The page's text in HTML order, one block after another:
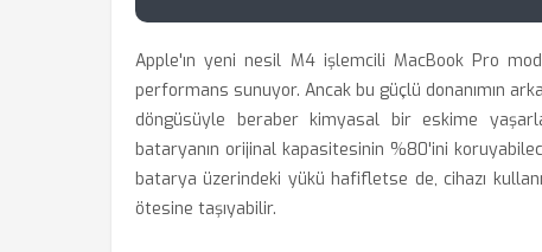
Apple'ın yeni nesil M4 işlemcili MacBook Pro
performans sunuyor. Ancak bu güçlü donanımın
döngüsüyle beraber kimyasal bir eskime
bataryanın orijinal kapasitesinin %80'ini
batarya üzerindeki yükü hafifletse de, cihazı
ötesine taşıyabilir.